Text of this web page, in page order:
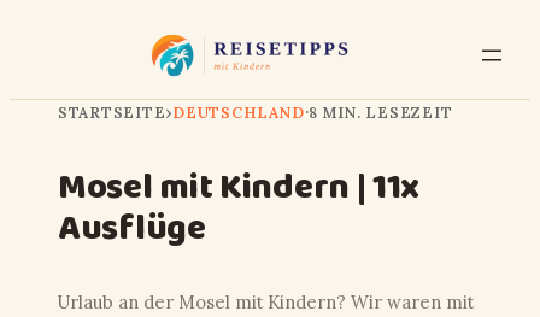
STARTSEITE›DEUTSCHLAND·8 MIN. LESEZEIT
Mosel mit Kindern | 11x
Ausflüge
Urlaub an der Mosel mit Kindern? Wir waren mit